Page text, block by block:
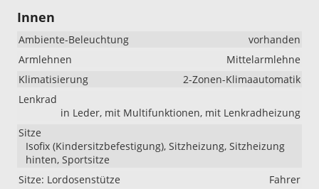
Innen
Ambiente-Beleuchtung
vorhanden
Armlehnen
Mittelarmlehne
Klimatisierung
2-Zonen-Klimaautomatik
Lenkrad
in Leder, mit Multifunktionen, mit Lenkradheizung
Sitze
Isofix (Kindersitzbefestigung), Sitzheizung, Sitzheizung
hinten, Sportsitze
Sitze: Lordosenstütze
Fahrer